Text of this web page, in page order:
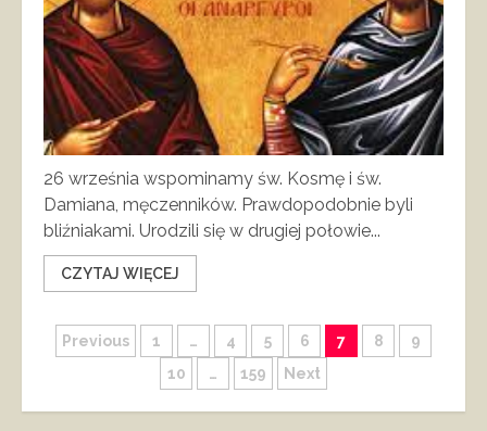
26 września wspominamy św. Kosmę i św.
Damiana, męczenników. Prawdopodobnie byli
bliźniakami. Urodzili się w drugiej połowie...
CZYTAJ WIĘCEJ
Stronicowanie
Previous 1 … 4 5 6 7 8
9
10
… 159 Next